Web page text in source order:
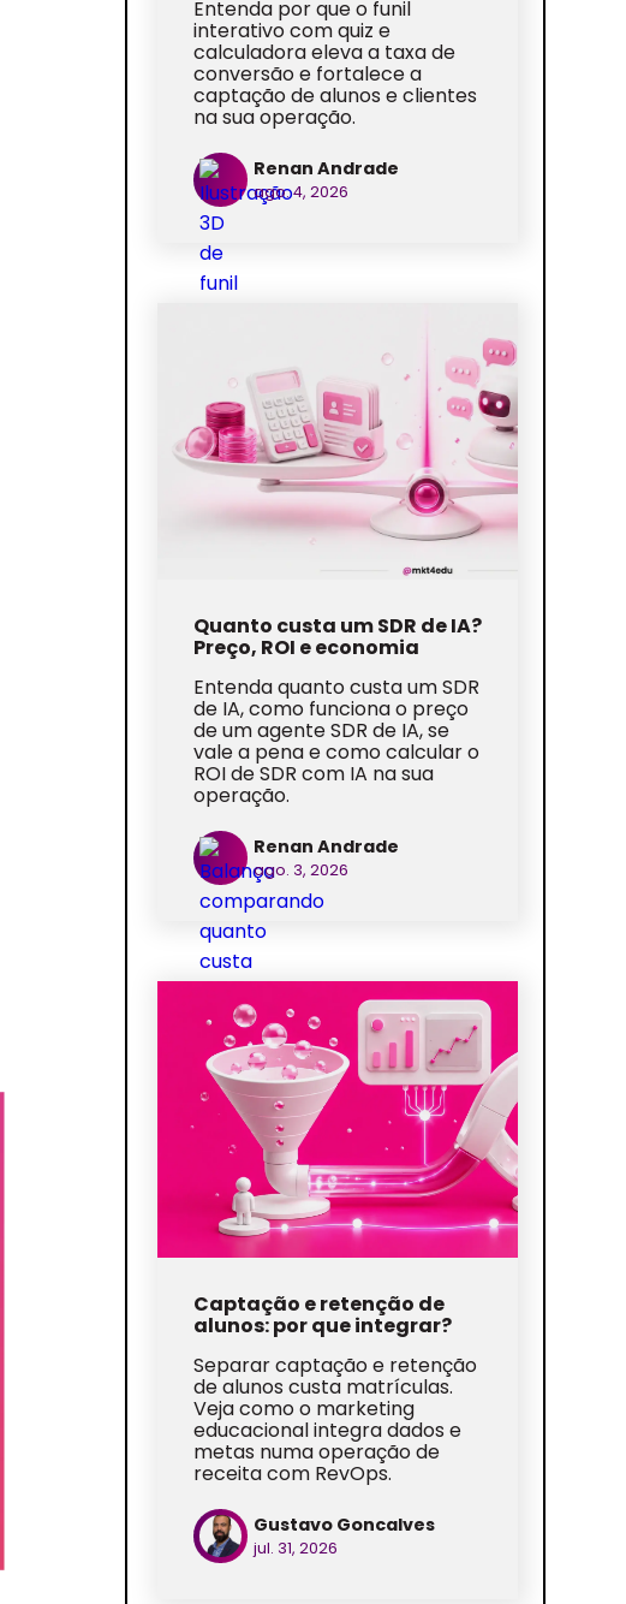
Entenda por que o funil
interativo com quiz e
calculadora eleva a taxa de
conversão e fortalece a
captação de alunos e clientes
na sua operação.
Renan Andrade
ago. 4, 2026
Quanto custa um SDR de IA?
Preço, ROI e economia
Entenda quanto custa um SDR
de IA, como funciona o preço
de um agente SDR de IA, se
vale a pena e como calcular o
ROI de SDR com IA na sua
operação.
Renan Andrade
ago. 3, 2026
Captação e retenção de
alunos: por que integrar?
Separar captação e retenção
de alunos custa matrículas.
Veja como o marketing
educacional integra dados e
metas numa operação de
receita com RevOps.
Gustavo Goncalves
jul. 31, 2026